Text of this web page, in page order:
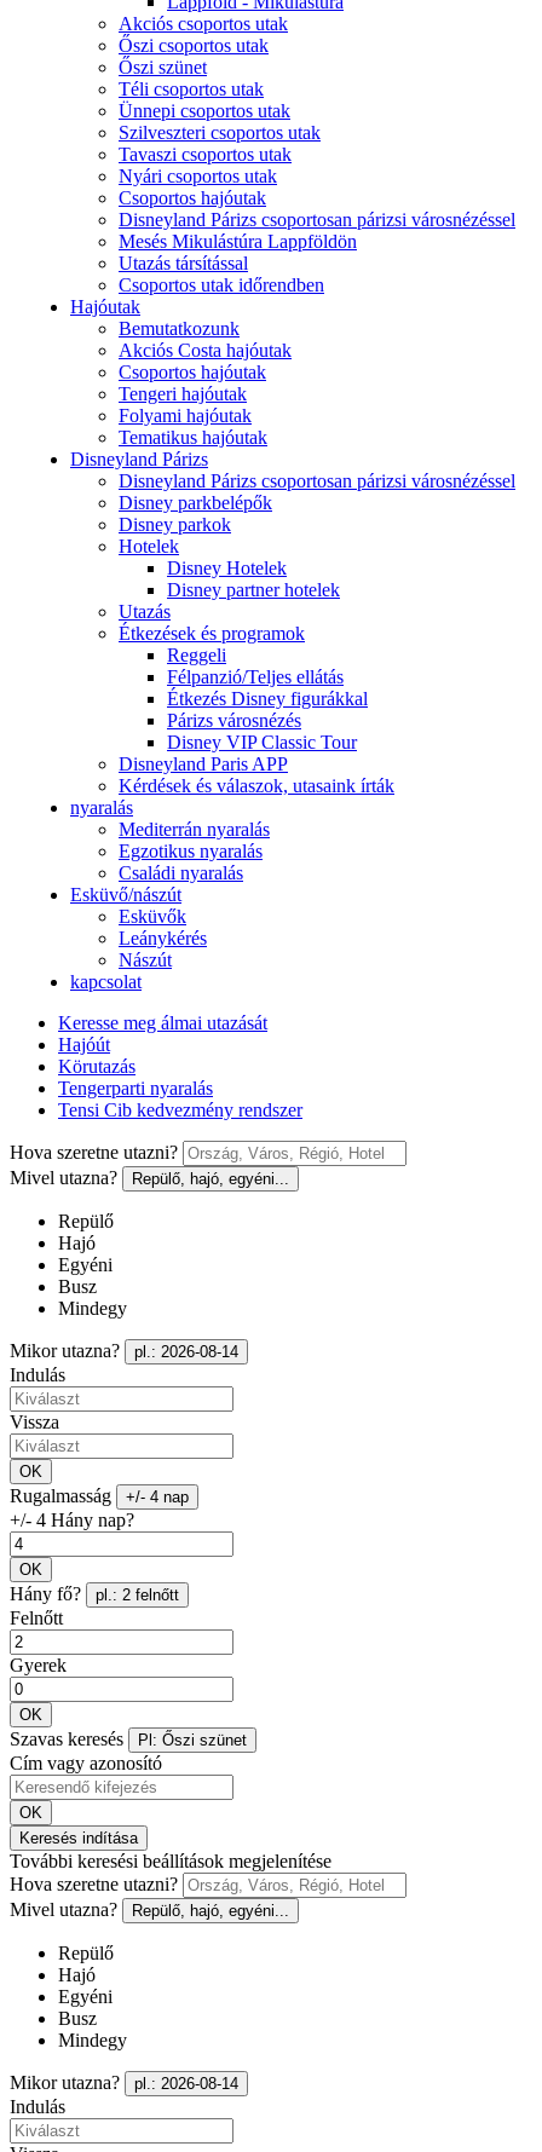
Akciós csoportos utak
Őszi csoportos utak
Őszi szünet
Téli csoportos utak
Ünnepi csoportos utak
Szilveszteri csoportos utak
Tavaszi csoportos utak
Nyári csoportos utak
Csoportos hajóutak
Disneyland Párizs csoportosan párizsi városnézéssel
Mesés Mikulástúra Lappföldön
Utazás társítással
Csoportos utak időrendben
Hajóutak
Bemutatkozunk
Akciós Costa hajóutak
Csoportos hajóutak
Tengeri hajóutak
Folyami hajóutak
Tematikus hajóutak
Disneyland Párizs
Disneyland Párizs csoportosan párizsi városnézéssel
Disney parkbelépők
Disney parkok
Hotelek
Disney Hotelek
Disney partner hotelek
Utazás
Étkezések és programok
Reggeli
Félpanzió/Teljes ellátás
Étkezés Disney figurákkal
Párizs városnézés
Disney VIP Classic Tour
Disneyland Paris APP
Kérdések és válaszok, utasaink írták
nyaralás
Mediterrán nyaralás
Egzotikus nyaralás
Családi nyaralás
Esküvő/nászút
Esküvők
Leánykérés
Nászút
kapcsolat
Keresse meg álmai utazását
Hajóút
Körutazás
Tengerparti nyaralás
Tensi Cib kedvezmény rendszer
Hova szeretne utazni?
Mivel utazna?
Repülő, hajó, egyéni...
Repülő
Hajó
Egyéni
Busz
Mindegy
Mikor utazna? pl.: 2026-08-14
Indulás
Vissza
OK
Rugalmasság +/- 4 nap
+/- 4 Hány nap?
OK
Hány fő? pl.: 2 felnőtt
Felnőtt
Gyerek
OK
Szavas keresés Pl: Őszi szünet
Cím vagy azonosító
OK
Keresés indítása
További keresési beállítások megjelenítése
Hova szeretne utazni?
Mivel utazna?
Repülő, hajó, egyéni...
Repülő
Hajó
Egyéni
Busz
Mindegy
Mikor utazna? pl.: 2026-08-14
Indulás